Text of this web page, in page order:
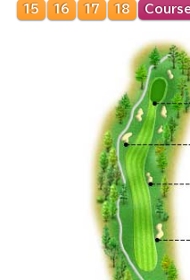
15 16 17 18